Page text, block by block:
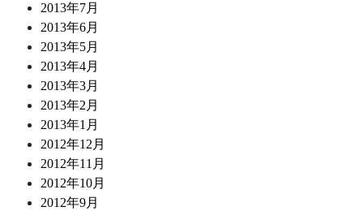
2013年7月
2013年6月
2013年5月
2013年4月
2013年3月
2013年2月
2013年1月
2012年12月
2012年11月
2012年10月
2012年9月